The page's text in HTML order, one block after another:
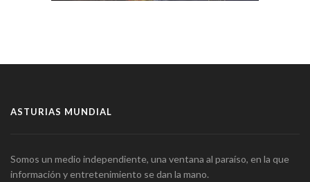
ASTURIAS MUNDIAL
Somos un medio independiente, una ventana al paraíso, en la que
información y entretenimiento se dan la mano.